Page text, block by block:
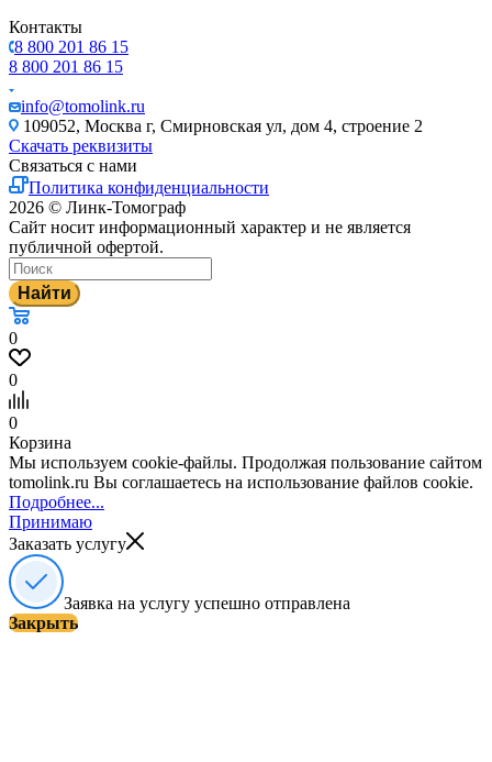
Контакты
8 800 201 86 15
8 800 201 86 15
info@tomolink.ru
109052, Москва г, Смирновская ул, дом 4, строение 2
Скачать реквизиты
Связаться с нами
Политика конфиденциальности
2026 © Линк-Томограф
Сайт носит информационный характер и не является
публичной офертой.
Найти
0
0
0
Корзина
Мы используем cookie-файлы. Продолжая пользование сайтом
tomolink.ru Вы соглашаетесь на использование файлов cookie.
Подробнее...
Принимаю
Заказать услугу
Заявка на услугу успешно отправлена
Закрыть